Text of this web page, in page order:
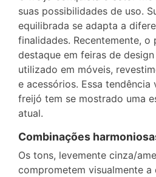
suas possibilidades de uso.
equilibrada se adapta a
finalidades. Recentemente, o
destaque em feiras de
utilizado em móveis,
e acessórios. Essa
freijó tem se mostrado uma
atual.
Combinações
Os tons, levemente cinza/
comprometem visualmente